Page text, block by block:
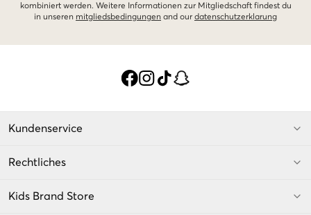
kombiniert werden. Weitere Informationen zur Mitgliedschaft findest du
in unseren mitgliedsbedingungen and our datenschutzerklarung
Kundenservice
Rechtliches
Kids Brand Store